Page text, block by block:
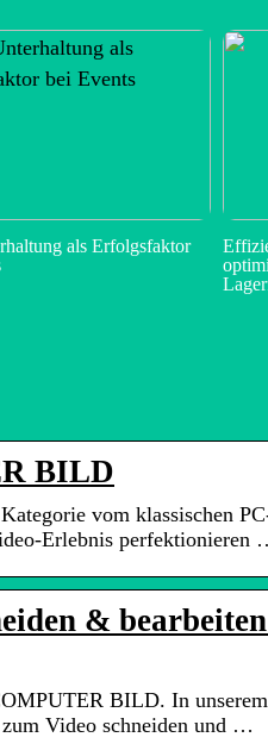
als Erfolgsfaktor
BILD
vom klassischen
Erlebnis perfektionieren
&
BILD. In
Video schneiden und …